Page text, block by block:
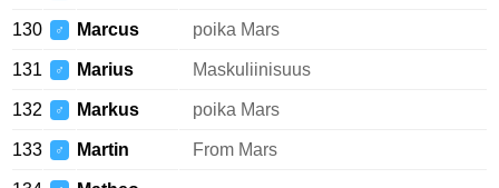
130 ♂ Marcus poika Mars
131 ♂ Marius Maskuliinisuus
132 ♂ Markus poika Mars
133 ♂ Martin From Mars